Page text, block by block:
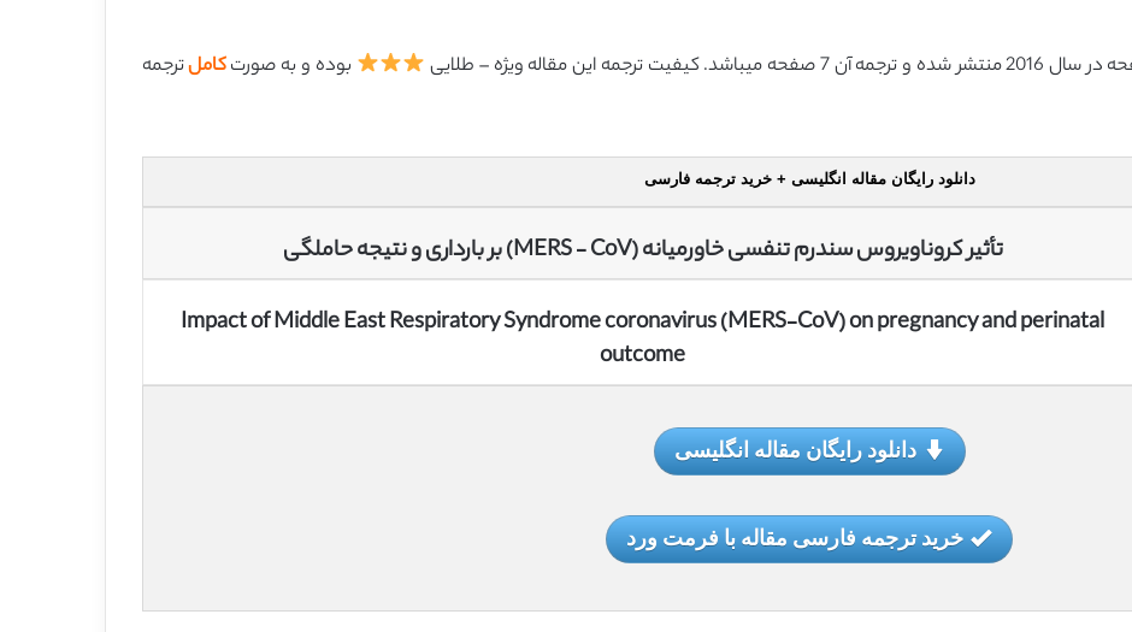
بوده و به صورتکاملترجمه
دانلود رایگان مقاله انگلیسی + خرید ترجمه فارسی
تأثیر کروناویروس سندرم تنفسی خاورمیانه (MERS ‐ CoV) بر بارداری و نتیجه حاملگی
Impact of Middle East Respiratory Syndrome coronavirus (MERS‐CoV) on pregnancy and perinatal
outcome
دانلود رایگان مقاله انگلیسی
خرید ترجمه فارسی مقاله با فرمت ورد